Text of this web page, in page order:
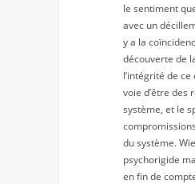
le sentiment
avec un
y a la
découverte de
l’intégrité de
voie d’être des
système, et le
du système.
psychorigide
en fin de